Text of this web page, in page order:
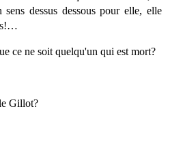
dessus dessous pour elle, elle
ne soit quelqu'un qui est mort?
Gillot?